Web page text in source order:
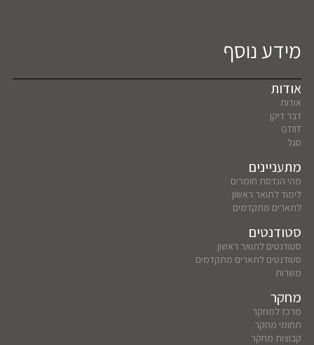
מידע נוסף
אודות
אודות
דבר דיקן
GTIIT
סגל
מתעניינים
מהי הנדסת חומרים
לימוד לתואר ראשון
לתארים מתקדמים
סטודנטים
סטודנטים לתואר ראשון
סטודנטים לתארים מתקדמים
משרות
מחקר
מרכז למחקר
תחומי מחקר
קבוצות מחקר